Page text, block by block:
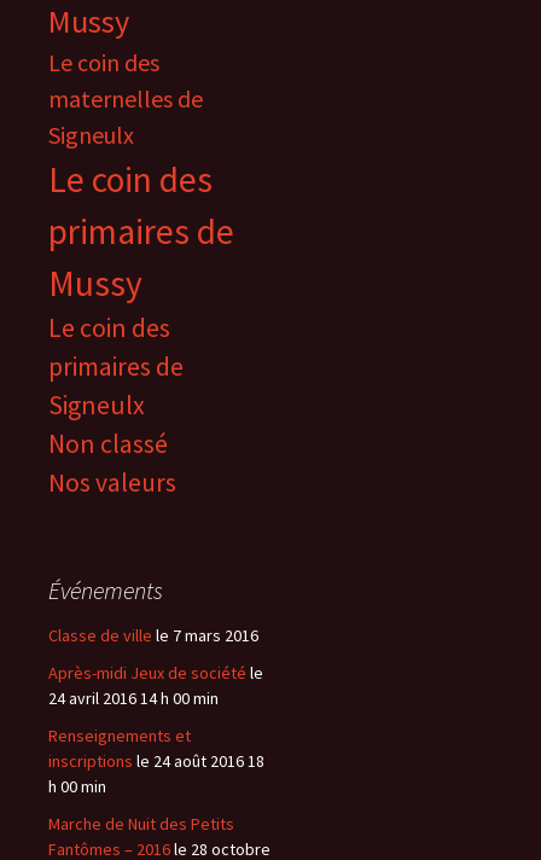
Mussy
Le coin des
maternelles de
Signeulx
Le coin des
primaires de
Mussy
Le coin des
primaires de
Signeulx
Non classé
Nos valeurs
Événements
Classe de ville le 7 mars 2016
Après-midi Jeux de société le
24 avril 2016 14 h 00 min
Renseignements et
inscriptions le 24 août 2016 18
h 00 min
Marche de Nuit des Petits
Fantômes – 2016le 28 octobre